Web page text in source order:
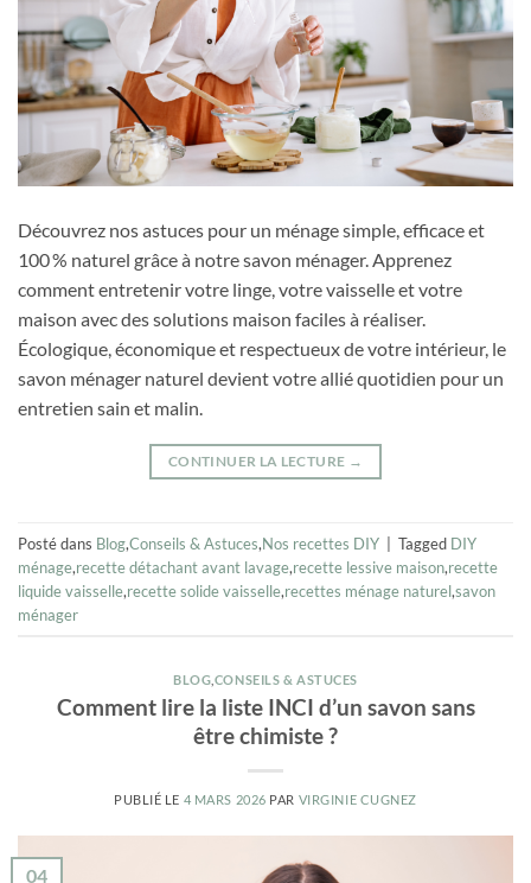
Découvrez nos astuces pour un ménage simple, efficace et
100 % naturel grâce à notre savon ménager. Apprenez
comment entretenir votre linge, votre vaisselle et votre
maison avec des solutions maison faciles à réaliser.
Écologique, économique et respectueux de votre intérieur, le
savon ménager naturel devient votre allié quotidien pour un
entretien sain et malin.
CONTINUER LA LECTURE →
Posté dans Blog,Conseils & Astuces,Nos recettes DIY Tagged DIY
ménage,recette détachant avant lavage,recette lessive maison,recette
liquide vaisselle,recette solide vaisselle,recettes ménage naturel,savon
ménager
BLOG CONSEILS & ASTUCES
Comment lire la liste INCI d’un savon sans
être chimiste ?
PUBLIÉ LE 4 MARS 2026 PAR VIRGINIE CUGNEZ
04